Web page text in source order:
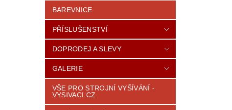
BAREVNICE
PŘÍSLUŠENSTVÍ
DOPRODEJ A SLEVY
GALERIE
VŠE PRO STROJNÍ VYŠÍVÁNÍ -
VYSIVACI.CZ